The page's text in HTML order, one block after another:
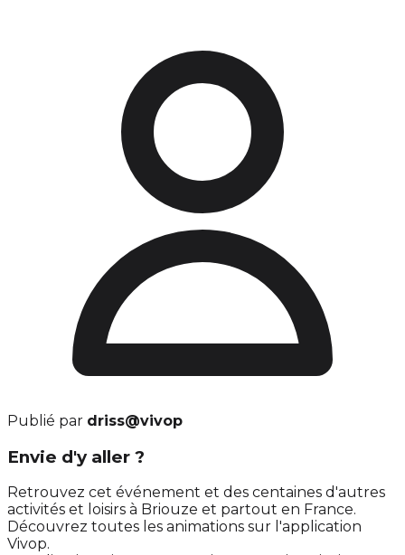
Publié par driss@vivop
Envie d'y aller ?
Retrouvez cet événement et des centaines d'autres
activités et loisirs à Briouze et partout en France.
Découvrez toutes les animations sur l'application
Vivop.